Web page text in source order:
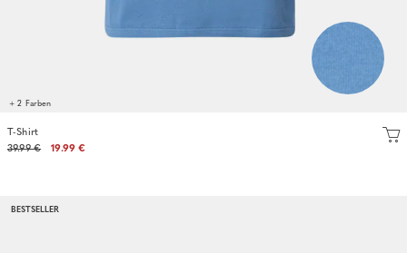
+ 2 Farben
T-Shirt
39.99 €
19.99 €
BESTSELLER